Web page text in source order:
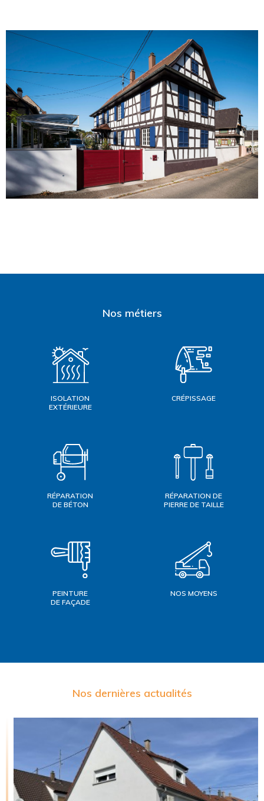
Nos métiers
ISOLATION
EXTÉRIEURE
CRÉPISSAGE
RÉPARATION
DE BÉTON
RÉPARATION DE
PIERRE DE TAILLE
PEINTURE
DE FAÇADE
NOS MOYENS
Nos dernières actualités